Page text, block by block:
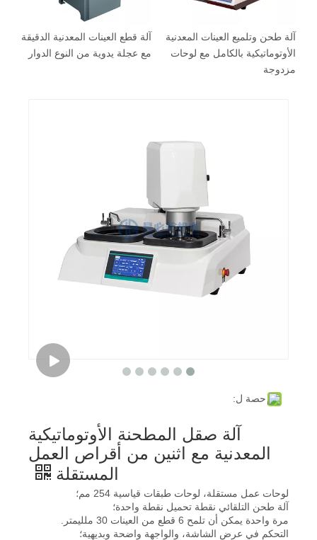
آلة قطع العينات المعدنية الدقيقة
مع عجلة يدوية من النوع الدوار
آلة طحن وتلميع العينات المعدنية
الأوتوماتيكية بالكامل مع لوحات
مزدوجة
حصة ل:
آلة صقل المطحنة الأوتوماتيكية
المعدنية مع اثنين من أقراص العمل
المستقلة
لوحات عمل مستقلة، لوحات طبقات قياسية 254 مم؛
آلة طحن التلقائي نقطة تحميل نقطة واحدة؛
مرة واحدة يمكن أن تلمح 6 قطع من العينات 30 ملليمتر.
التحكم في عرض الشاشة، والواجهة واضحة وبديهية؛